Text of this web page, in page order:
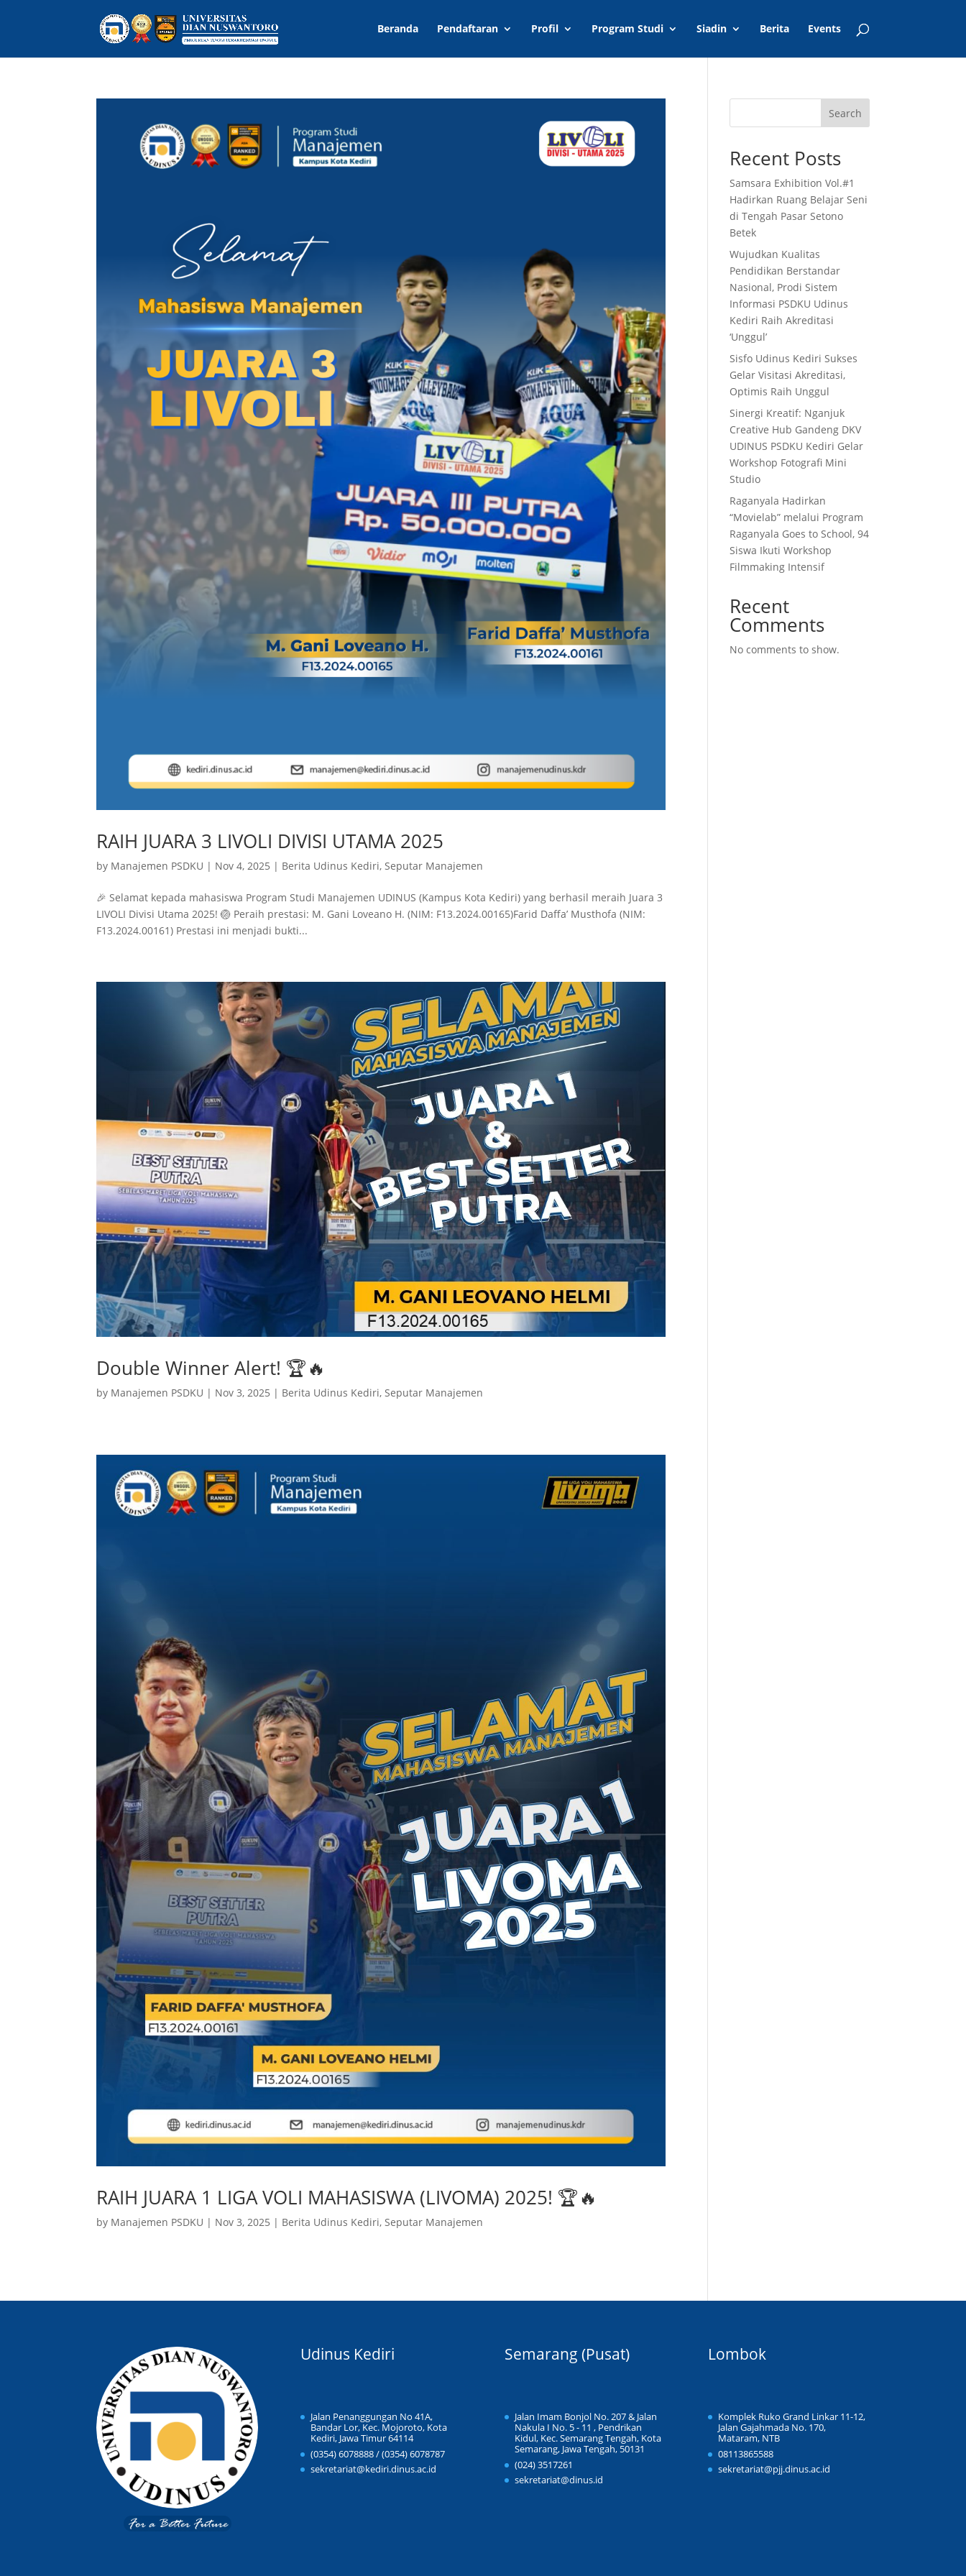
Beranda Pendaftaran Profil Program Studi Siadin Berita Events
RAIH JUARA 3 LIVOLI DIVISI UTAMA 2025
by Manajemen PSDKU | Nov 4, 2025 | Berita Udinus Kediri, Seputar Manajemen
🎉 Selamat kepada mahasiswa Program Studi Manajemen UDINUS (Kampus Kota Kediri) yang berhasil meraih Juara 3
LIVOLI Divisi Utama 2025! 🏐 Peraih prestasi: M. Gani Loveano H. (NIM: F13.2024.00165)Farid Daffa’ Musthofa (NIM:
F13.2024.00161) Prestasi ini menjadi bukti...
Double Winner Alert! 🏆🔥
by Manajemen PSDKU | Nov 3, 2025 | Berita Udinus Kediri,Seputar Manajemen
RAIH JUARA 1 LIGA VOLI MAHASISWA (LIVOMA) 2025! 🏆🔥
by Manajemen PSDKU | Nov 3, 2025 | Berita Udinus Kediri, Seputar Manajemen
Search
Recent Posts
Samsara Exhibition Vol.#1
Hadirkan Ruang Belajar Seni
di Tengah Pasar Setono
Betek
Wujudkan Kualitas
Pendidikan Berstandar
Nasional, Prodi Sistem
Informasi PSDKU Udinus
Kediri Raih Akreditasi
‘Unggul’
Sisfo Udinus Kediri Sukses
Gelar Visitasi Akreditasi,
Optimis Raih Unggul
Sinergi Kreatif: Nganjuk
Creative Hub Gandeng DKV
UDINUS PSDKU Kediri Gelar
Workshop Fotografi Mini
Studio
Raganyala Hadirkan
“Movielab” melalui Program
Raganyala Goes to School, 94
Siswa Ikuti Workshop
Filmmaking Intensif
Recent
Comments
No comments to show.
Udinus Kediri
Jalan Penanggungan No 41A,
Bandar Lor, Kec. Mojoroto, Kota
Kediri, Jawa Timur 64114
(0354) 6078888 / (0354) 6078787
sekretariat@kediri.dinus.ac.id
Semarang (Pusat)
Jalan Imam Bonjol No. 207 & Jalan
Nakula I No. 5 - 11 , Pendrikan
Kidul, Kec. Semarang Tengah, Kota
Semarang, Jawa Tengah, 50131
(024) 3517261
sekretariat@dinus.id
Lombok
Komplek Ruko Grand Linkar 11-12,
Jalan Gajahmada No. 170,
Mataram, NTB
08113865588
sekretariat@pjj.dinus.ac.id